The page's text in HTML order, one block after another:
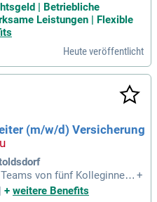
Zeitpunkt als Schad
(m/w/d) Haftpfl
Ihre Aufgaben – s
| Betriebliche
Leistungen | Flexible
Heute veröffentlicht
(m/w/d) Versicherung
von fünf Kolleginnen!
dich spannende Aufga
+
| + weitere Benefits